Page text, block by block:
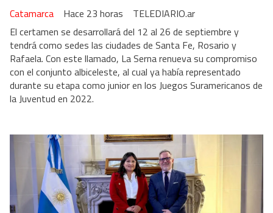
TELEDIARIO.ar
Catamarca
Hace 23 horas
El certamen se desarrollará del 12 al 26 de septiembre y
tendrá como sedes las ciudades de Santa Fe, Rosario y
Rafaela. Con este llamado, La Serna renueva su compromiso
con el conjunto albiceleste, al cual ya había representado
durante su etapa como junior en los Juegos Suramericanos de
la Juventud en 2022.